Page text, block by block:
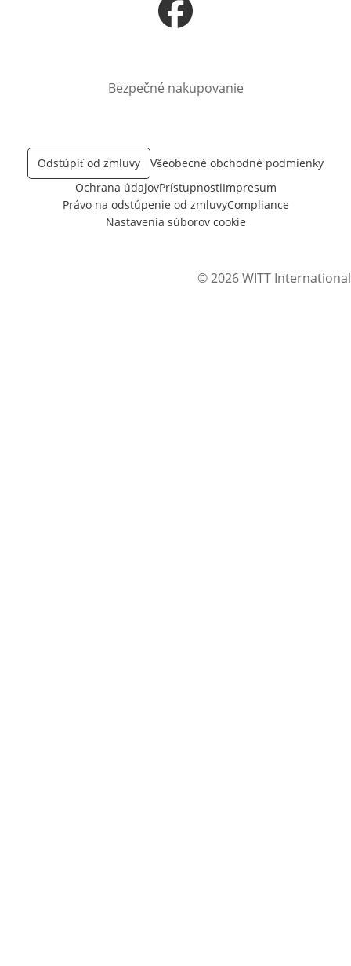
Otvorí sa vnovom okne
Bezpečné nakupovanie
Odstúpiť od zmluvy
Všeobecné obchodné podmienky
Ochrana údajovPrístupnostiImpresum
Právo na odstúpenie od zmluvyCompliance
Nastavenia súborov cookie
© 2026 WITT International